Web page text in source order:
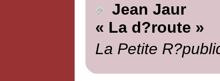
Jean Jaur
« La d?route »
La Petite